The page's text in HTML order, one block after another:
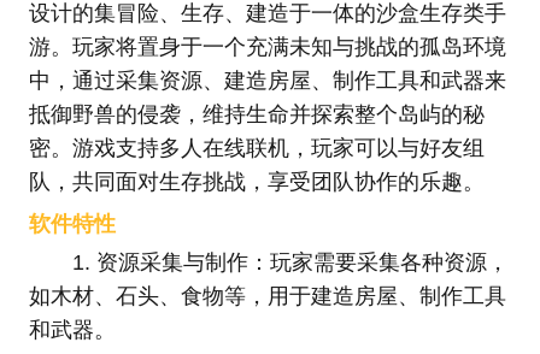
设计的集冒险、生存、建造于一体的沙盒生存类手
游。玩家将置身于一个充满未知与挑战的孤岛环境
中，通过采集资源、建造房屋、制作工具和武器来
抵御野兽的侵袭，维持生命并探索整个岛屿的秘
密。游戏支持多人在线联机，玩家可以与好友组
队，共同面对生存挑战，享受团队协作的乐趣。
软件特性
1. 资源采集与制作：玩家需要采集各种资源，
如木材、石头、食物等，用于建造房屋、制作工具
和武器。